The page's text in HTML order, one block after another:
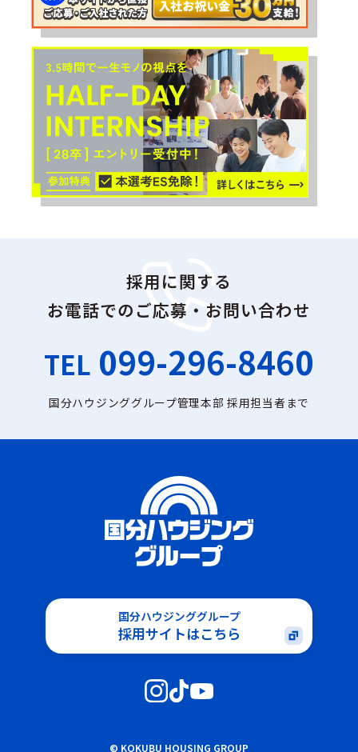
採用に関する
お電話でのご応募・お問い合わせ
TEL 099-296-8460
国分ハウジンググループ管理本部 採用担当者まで
国分ハウジンググループ
採用サイトはこちら
© KOKUBU HOUSING GROUP